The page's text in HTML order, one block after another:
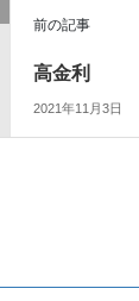
前の記事
高金利
2021年11月3日